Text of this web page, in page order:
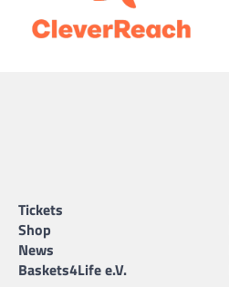
Tickets
Shop
News
Baskets4Life e.V.